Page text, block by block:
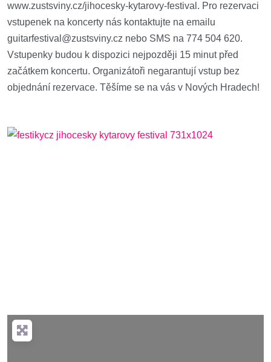
www.zustsviny.cz/jihocesky-kytarovy-festival. Pro rezervaci
vstupenek na koncerty nás kontaktujte na emailu
guitarfestival@zustsviny.cz nebo SMS na 774 504 620.
Vstupenky budou k dispozici nejpozději 15 minut před
začátkem koncertu. Organizátoři negarantují vstup bez
objednání rezervace. Těšíme se na vás v Nových Hradech!